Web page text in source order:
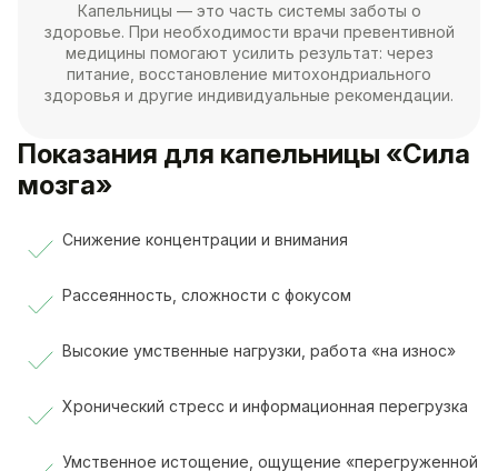
Капельницы — это часть системы заботы о
здоровье. При необходимости врачи превентивной
медицины помогают усилить результат: через
питание, восстановление митохондриального
здоровья и другие индивидуальные рекомендации.
Показания для капельницы «Сила
мозга»
Снижение концентрации и внимания
Рассеянность, сложности с фокусом
Высокие умственные нагрузки, работа «на износ»
Хронический стресс и информационная перегрузка
Умственное истощение, ощущение «перегруженной